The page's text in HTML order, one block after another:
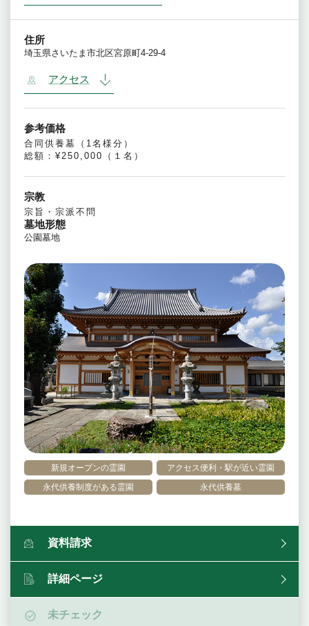
新規オープンの霊園
アクセス便利・駅が近い霊園
永代供養制度がある霊園
永代供養墓
住所
埼玉県さいたま市北区宮原町4-29-4
アクセス
参考価格
合同供養墓（1名様分）
総額：¥250,000（１名）
宗教
宗旨・宗派不問
墓地形態
公園墓地
資料請求
詳細ページ
未チェック